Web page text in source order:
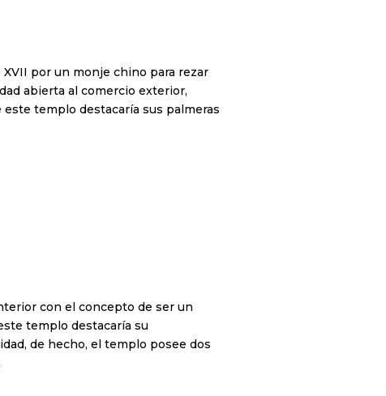
por un monje chino para rezar
abierta al comercio exterior,
templo destacaría sus palmeras
con el concepto de ser un
templo destacaría su
de hecho, el templo posee dos